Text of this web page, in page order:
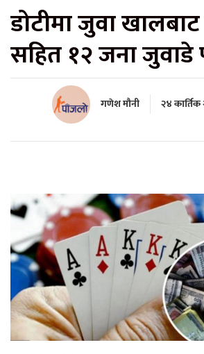
डोटीमा जुवा
सहित १२ जना जुवाडे
गणेश मौनी २४